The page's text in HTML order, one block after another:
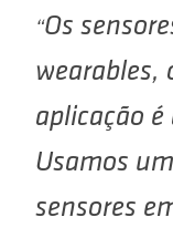
Os
wearables,
aplicação
Usamos
sensores